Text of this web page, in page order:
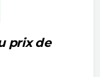
prix de